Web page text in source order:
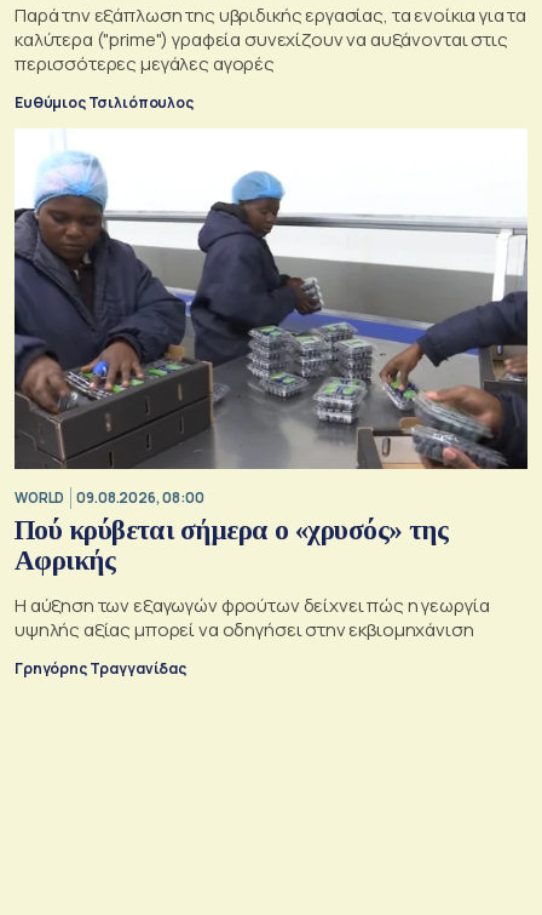
Παρά την εξάπλωση της υβριδικής εργασίας, τα ενοίκια για τα
καλύτερα ("prime") γραφεία συνεχίζουν να αυξάνονται στις
περισσότερες μεγάλες αγορές
Ευθύμιος Τσιλιόπουλος
WORLD 09.08.2026, 08:00
Πού κρύβεται σήμερα ο «χρυσός» της
Αφρικής
Η αύξηση των εξαγωγών φρούτων δείχνει πώς η γεωργία
υψηλής αξίας μπορεί να οδηγήσει στην εκβιομηχάνιση
Γρηγόρης Τραγγανίδας